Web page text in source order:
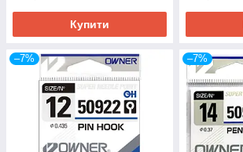
Купити
–7% –7%